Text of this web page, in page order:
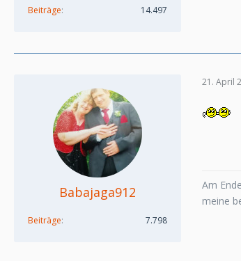
Beiträge 14.497
Babajaga912
Beiträge 7.798
21. April
Am
meine